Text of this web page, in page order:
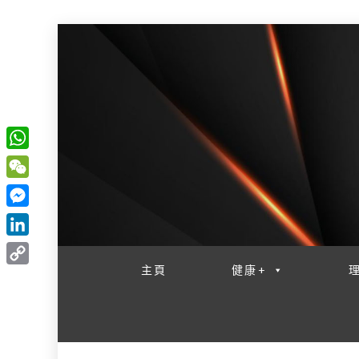
主頁 健康+
W
h
a
t
s
W
e
C
h
M
e
s
L
i